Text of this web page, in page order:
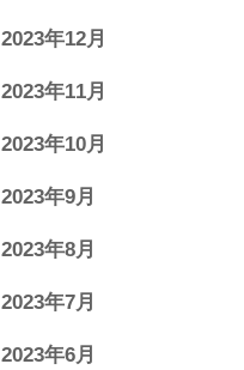
2023年12月
2023年11月
2023年10月
2023年9月
2023年8月
2023年7月
2023年6月